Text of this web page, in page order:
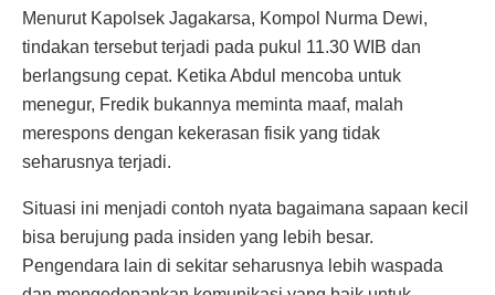
Menurut Kapolsek Jagakarsa, Kompol Nurma Dewi,
tindakan tersebut terjadi pada pukul 11.30 WIB dan
berlangsung cepat. Ketika Abdul mencoba untuk
menegur, Fredik bukannya meminta maaf, malah
merespons dengan kekerasan fisik yang tidak
seharusnya terjadi.
Situasi ini menjadi contoh nyata bagaimana sapaan kecil
bisa berujung pada insiden yang lebih besar.
Pengendara lain di sekitar seharusnya lebih waspada